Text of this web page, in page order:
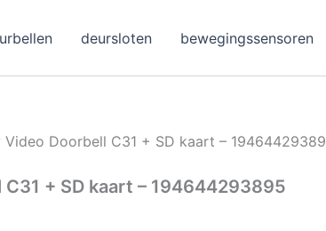
deursloten bewegingssensoren
Video Doorbell C31 + SD kaart –
+ SD kaart – 194644293895